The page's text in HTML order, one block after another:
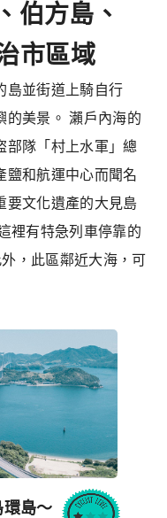
伯方島、
市區域
島並街道上騎自行
的美景。 瀨戶內海的
部隊「村上水軍」總
鹽和航運中心而聞名
要文化遺產的大見島
裡有特急列車停靠的
，此區鄰近大海，可
環島〜